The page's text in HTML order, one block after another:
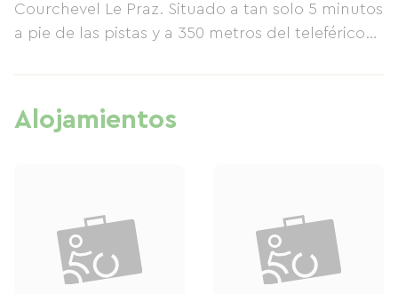
Courchevel Le Praz. Situado a tan solo 5 minutos
a pie de las pistas y a 350 metros del teleférico
Courchevel. Disfrute del cálido ambiente del
pueblo, rodeado de pintorescos chalets y
comienzan sus vacaciones!
Alojamientos